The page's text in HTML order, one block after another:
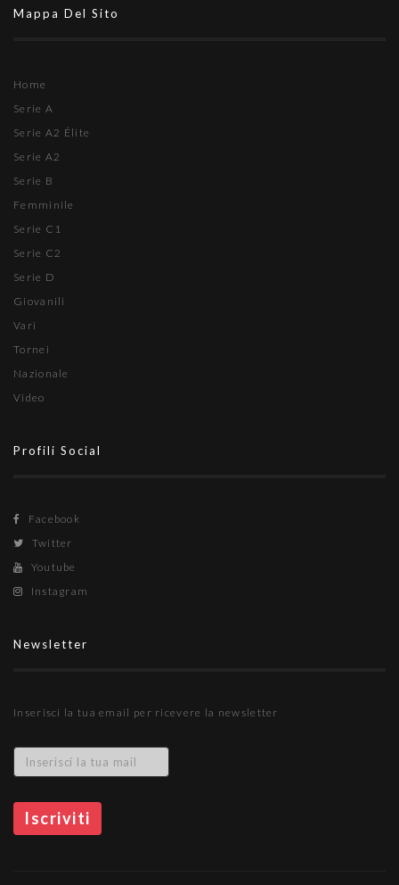
Mappa Del Sito
Home
Serie A
Serie A2 Élite
Serie A2
Serie B
Femminile
Serie C1
Serie C2
Serie D
Giovanili
Vari
Tornei
Nazionale
Video
Profili Social
Facebook
Twitter
Youtube
Instagram
Newsletter
Inserisci la tua email per ricevere la newsletter